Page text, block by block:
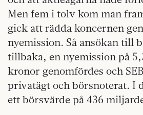
Men fem i tolv kom man
gick att rädda koncernen
nyemission. Så ansökan till
tillbaka, en nyemission på
kronor genomfördes och
privatägt och börsnoterat. I
ett börsvärde på 436